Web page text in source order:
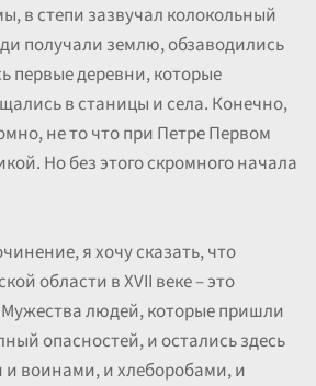
в степи зазвучал колокольный
получали землю, обзаводились
первые деревни, которые
в станицы и села. Конечно,
не то что при Петре Первом
Но без этого скромного начала
я хочу сказать, что
области в XVII веке – это
людей, которые пришли
опасностей, и остались здесь
и воинами, и хлеборобами, и